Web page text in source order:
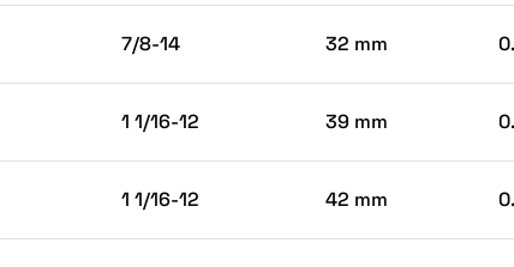
7/8-14 32 mm
1 1/16-12 39 mm
1 1/16-12 42 mm